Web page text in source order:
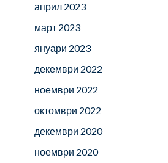
април 2023
март 2023
януари 2023
декември 2022
ноември 2022
октомври 2022
декември 2020
ноември 2020